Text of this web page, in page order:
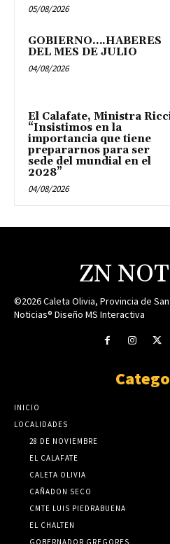
05/08/2026
GOBIERNO….HABERES
DEL MES DE JULIO
04/08/2026
El Calafate, Ministra
“Insistimos en la
importancia que tiene
prepararnos para ser
sede del mundial en el
2028”
04/08/2026
ZN
©2026 Caleta Olivia, Provincia de
Noticias® Diseño MS Interactiva
INICIO
LOCALIDADES
28 DE NOVIEMBRE
EL CALAFATE
CALETA OLIVIA
CAÑADON SECO
CMTE LUIS PIEDRABUENA
EL CHALTEN
GOBERNADOR GREGORES